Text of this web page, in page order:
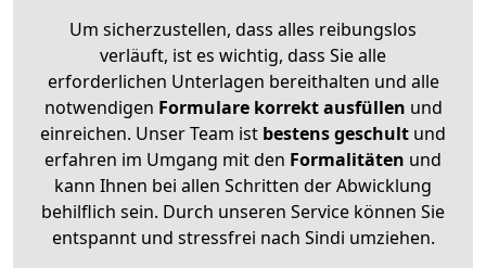
Um sicherzustellen, dass alles reibungslos
verläuft, ist es wichtig, dass Sie alle
erforderlichen Unterlagen bereithalten und alle
notwendigen Formulare korrekt ausfüllen und
einreichen. Unser Team ist bestens geschult und
erfahren im Umgang mit den Formalitäten und
kann Ihnen bei allen Schritten der Abwicklung
behilflich sein. Durch unseren Service können Sie
entspannt und stressfrei nach Sindi umziehen.